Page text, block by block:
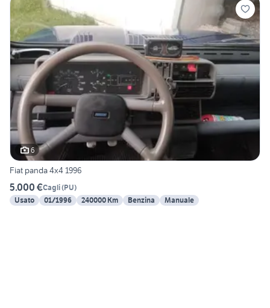
6
Fiat panda 4x4 1996
5.000 €Cagli(PU)
Usato
01/1996 240000 Km Benzina Manuale